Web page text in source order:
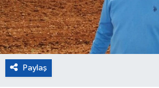
Paylaş
Kültür ve Sanat
Sivil Toplum